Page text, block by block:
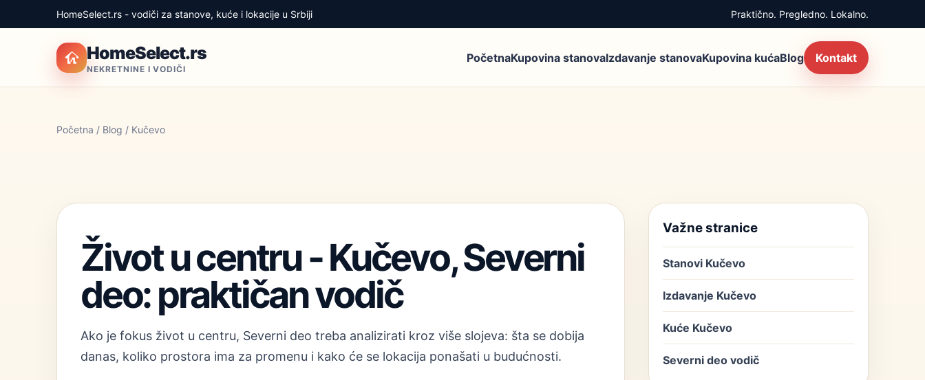
HomeSelect.rs - vodiči za stanove, kuće i lokacije u Srbiji Praktično. Pregledno. Lokalno.
HomeSelect.rs
NEKRETNINE I VODIČI
PočetnaKupovina stanovaIzdavanje stanovaKupovina kućaBlog Kontakt
Početna / Blog / Kučevo
Život u centru - Kučevo, Severni
deo: praktičan vodič
Ako je fokus život u centru, Severni deo treba analizirati kroz više slojeva: šta se dobija
danas, koliko prostora ima za promenu i kako će se lokacija ponašati u budućnosti.
Važne stranice
Stanovi Kučevo
Izdavanje Kučevo
Kuće Kučevo
Severni deo vodič